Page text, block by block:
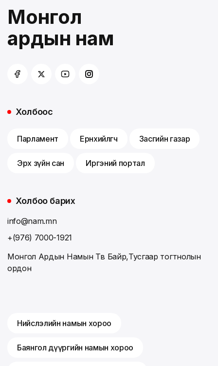
Монгол
ардын нам
Холбоос
Парламент Ерөнхийлөгч Засгийн газар
Эрх зүйн сан Иргэний портал
Холбоо барих
info@nam.mn
+(976) 7000-1921
Монгол Ардын Намын Төв Байр,Тусгаар тогтнолын
ордон
Нийслэлийн намын хороо
Баянгол дүүргийн намын хороо